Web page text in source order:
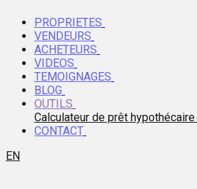
PROPRIETES
VENDEURS
ACHETEURS
VIDEOS
TEMOIGNAGES
BLOG
OUTILS
Calculateur de prêt hypothécaire
CONTACT
EN